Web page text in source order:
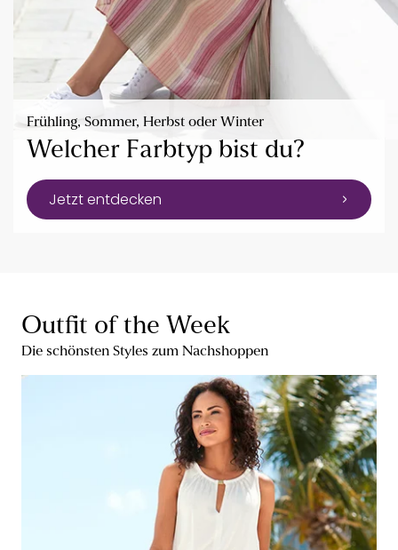
Frühling, Sommer, Herbst oder Winter
Welcher Farbtyp bist du?
Jetzt entdecken
Outfit of the Week
Die schönsten Styles zum Nachshoppen